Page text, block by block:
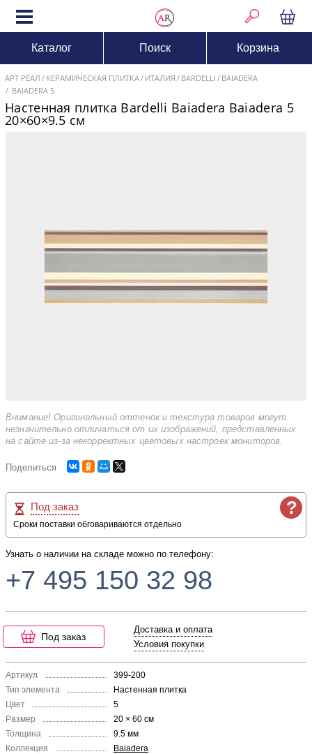
Каталог Поиск Корзина
АРТ РЕАЛ КЕРАМИЧЕСКАЯ ПЛИТКА ИТАЛИЯ BARDELLI
BAIADERA
BAIADERA 5
Настенная плитка Bardelli Baiadera Baiadera 5
20×60×9.5 см
Внимание! Оригинальный оттенок и текстура товаров могут
незначительно отличаться от их изображений, представленных
на сайте из-за некорректных цветовых настроек мониторов.
Поделиться
?
Под заказ
Сроки поставки обговариваются отдельно
Узнать о наличии на складе можно по телефону:
+7 495 150 32 98
Под заказ
Доставка и оплата
Условия покупки
Артикул
399-200
Тип элемента
Настенная плитка
Цвет
5
Размер
20 × 60 см
Толщина
9.5 мм
Коллекция
Baiadera